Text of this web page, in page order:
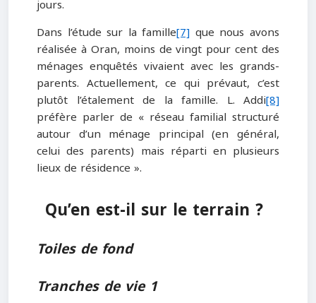
jours.
Dans l’étude sur la famille[7] que nous avons
réalisée à Oran, moins de vingt pour cent des
ménages enquêtés vivaient avec les grands-
parents. Actuellement, ce qui prévaut, c’est
plutôt l’étalement de la famille. L. Addi[8]
préfère parler de « réseau familial structuré
autour d’un ménage principal (en général,
celui des parents) mais réparti en plusieurs
lieux de résidence ».
Qu’en est-il sur le terrain ?
Toiles de fond
Tranches de vie 1